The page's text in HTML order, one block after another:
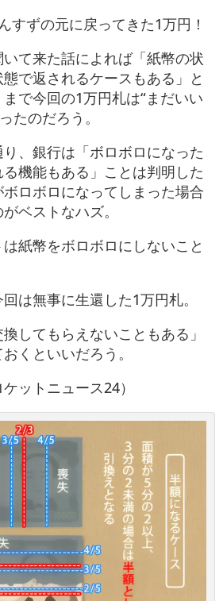
すずの元に戻ってきた1万円！
て来た話によれば「紙幣の状
で返されるケースもある」と
で今回の1万円札は“まだいい
たのだろう。
、銀行は「ボロボロになった
機能もある」ことは判明した
ロボロになってしまった場合
ベストなハズ。
紙幣をボロボロにしないこと
は無事に生還した1万円札。
してもらえないこともある」
くといいだろう。
ットニュース24）